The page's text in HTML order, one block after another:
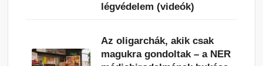
légvédelem (videók)
Az oligarchák, akik csak
magukra gondoltak – a NER